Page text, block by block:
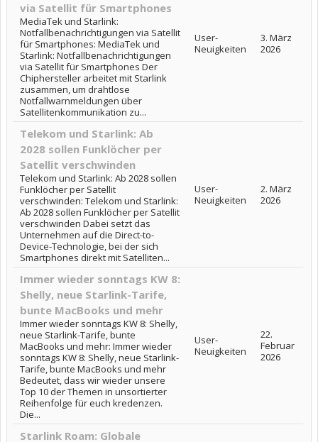
via Satellit für Smartphones
MediaTek und Starlink:
Notfallbenachrichtigungen via Satellit
für Smartphones: MediaTek und
Starlink: Notfallbenachrichtigungen
via Satellit für Smartphones Der
Chiphersteller arbeitet mit Starlink
zusammen, um drahtlose
Notfallwarnmeldungen über
Satellitenkommunikation zu...
User-
Neuigkeiten
3. März
2026
Telekom und Starlink: Ab
2028 sollen Funklöcher per
Satellit verschwinden
Telekom und Starlink: Ab 2028 sollen
Funklöcher per Satellit
verschwinden: Telekom und Starlink:
Ab 2028 sollen Funklöcher per Satellit
verschwinden Dabei setzt das
Unternehmen auf die Direct-to-
Device-Technologie, bei der sich
Smartphones direkt mit Satelliten...
User-
Neuigkeiten
2. März
2026
Immer wieder sonntags KW 8:
Shelly, neue Starlink-Tarife,
bunte MacBooks und mehr
Immer wieder sonntags KW 8: Shelly,
neue Starlink-Tarife, bunte
MacBooks und mehr: Immer wieder
sonntags KW 8: Shelly, neue Starlink-
Tarife, bunte MacBooks und mehr
Bedeutet, dass wir wieder unsere
Top 10 der Themen in unsortierter
Reihenfolge für euch kredenzen.
Die...
User-
Neuigkeiten
22.
Februar
2026
Starlink Roam: Globale